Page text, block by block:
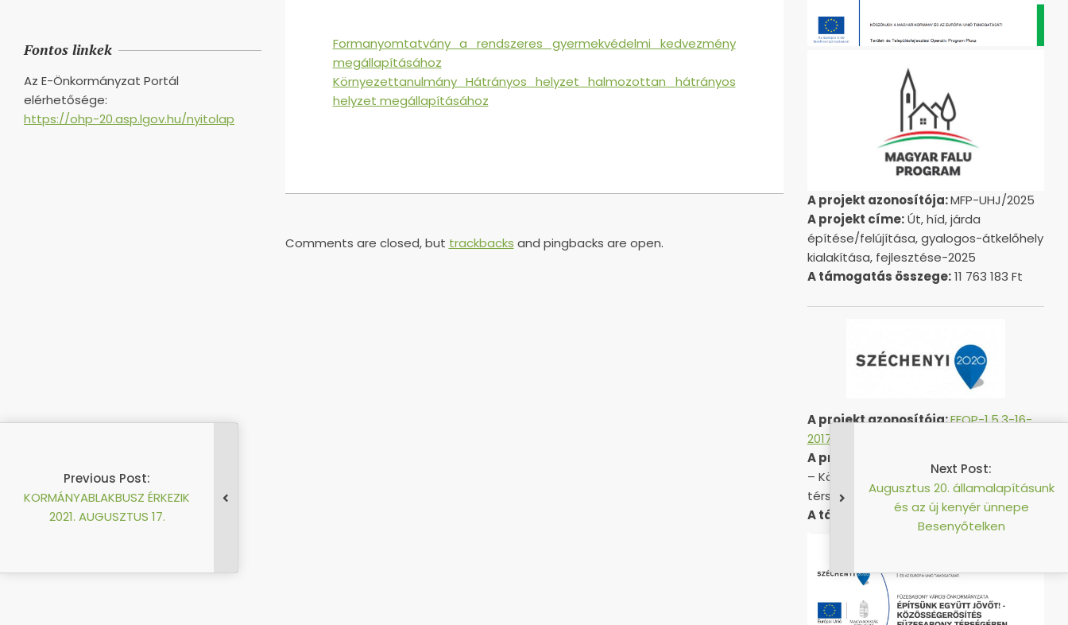
Formanyomtatvány a rendszeres gyermekvédelmi kedvezmény
megállapításához
Környezettanulmány Hátrányos helyzet halmozottan hátrányos
helyzet megállapításához
Comments are closed, but trackbacks and pingbacks are open.
Fontos linkek
Az E-Önkormányzat Portál
elérhetősége:
https://ohp-20.asp.lgov.hu/nyitolap
A projekt azonosítója:MFP-UHJ/2025
A projekt címe:Út, híd, járda
építése/felújítása, gyalogos-átkelőhely
kialakítása, fejlesztése-2025
A támogatás összege:11 763 183 Ft
A projekt azonosítója:EFOP-1.5.3-16-
2017-00051
A projekt címe:
– Közösségerősítés Füzesabony
térségében”
A támogatás összege:451 857 559 Ft
Previous Post:
KORMÁNYABLAKBUSZ ÉRKEZIK
2021. AUGUSZTUS 17.
Next Post:
Augusztus 20. államalapításunk
és az új kenyér ünnepe
Besenyőtelken